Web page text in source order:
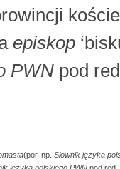
episkop
PWN pod
(por. np. Słownik języka
języka polskiego PWN pod red.